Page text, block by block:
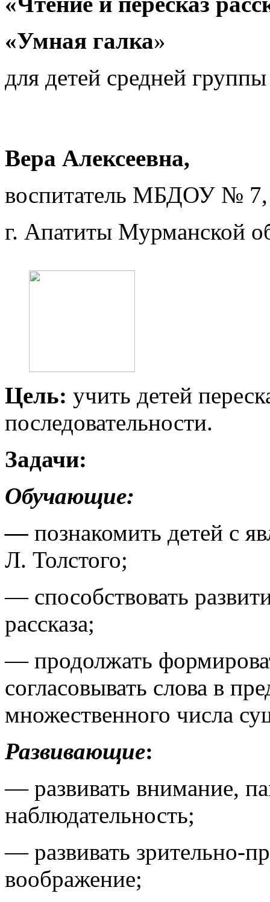
«Умная галка»
для детей средней группы
Вера Алексеевна,
воспитатель МБДОУ № 7,
г. Апатиты Мурманской
Цель: учить детей
последовательности.
Задачи:
Обучающие:
— познакомить детей с
Л. Толстого;
— способствовать
рассказа;
— продолжать
согласовывать слова в
множественного числа
Развивающие:
— развивать внимание,
наблюдательность;
— развивать зрительно-
воображение;